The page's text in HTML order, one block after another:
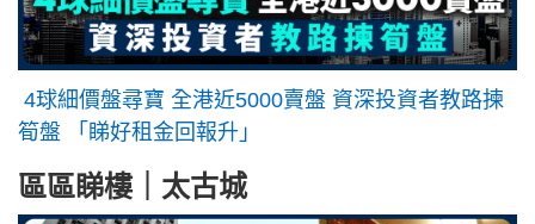
4球細價盤尋寶 全港近5000賣盤 資深投資者教路揀
筍盤 「睇好租金回報升」
區區睇樓｜太古城